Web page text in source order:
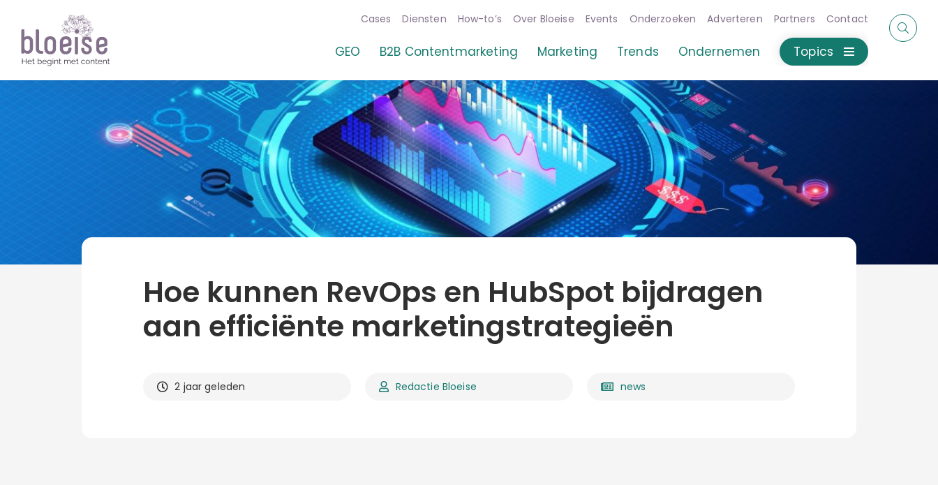
Artikelen
Cases Diensten How-to’s Over Bloeise Events Onderzoeken Adverteren Partners Contact
GEO B2B Contentmarketing Marketing Trends Ondernemen Topics
Hoe kunnen RevOps en HubSpot bijdragen
aan efficiënte marketingstrategieën
2 jaar geleden Redactie Bloeise news